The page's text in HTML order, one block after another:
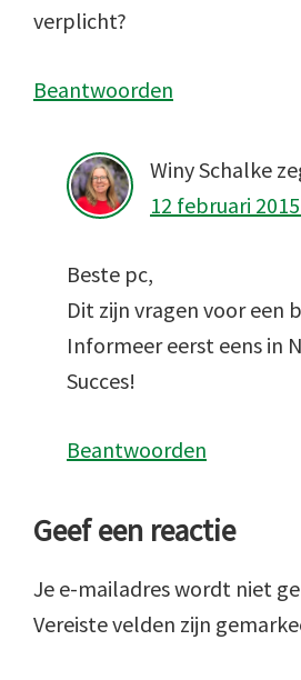
verplicht?
Beantwoorden
Winy Schalke
12 februari
Beste pc,
Dit zijn vragen voor een
Informeer eerst eens in
Succes!
Beantwoorden
Geef een reactie
Je e-mailadres wordt niet
Vereiste velden zijn